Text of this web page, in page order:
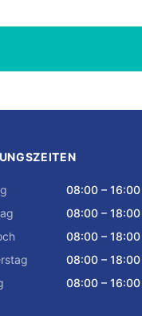
08:00 – 16:00
08:00 – 18:00
08:00 – 18:00
08:00 – 18:00
08:00 – 16:00